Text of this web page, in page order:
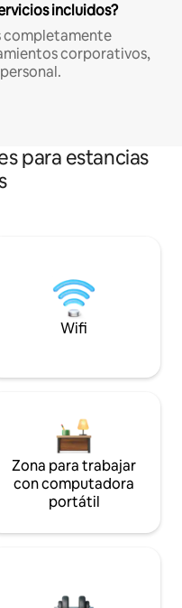
incluidos?
completamente
corporativos,
para estancias
Wifi
Zona para trabajar
con computadora
portátil